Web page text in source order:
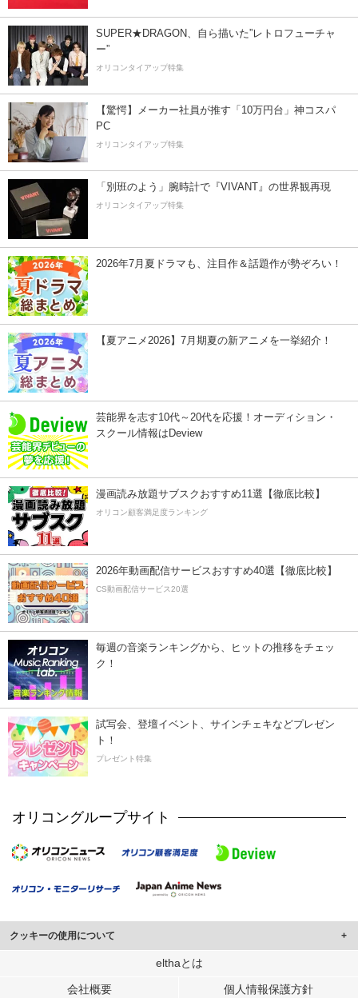
SUPER★DRAGON、自ら描いた”レトロフューチャ
ー”
オリコンタイアップ特集
【驚愕】メーカー社員が推す「10万円台」神コスパ
PC
オリコンタイアップ特集
「別班のよう」腕時計で『VIVANT』の世界観再現
オリコンタイアップ特集
2026年7月夏ドラマも、注目作＆話題作が勢ぞろい！
【夏アニメ2026】7月期夏の新アニメを一挙紹介！
芸能界を志す10代～20代を応援！オーディション・
スクール情報はDeview
漫画読み放題サブスクおすすめ11選【徹底比較】
オリコン顧客満足度ランキング
2026年動画配信サービスおすすめ40選【徹底比較】
CS動画配信サービス20選
毎週の音楽ランキングから、ヒットの推移をチェッ
ク！
試写会、登壇イベント、サインチェキなどプレゼン
ト！
プレゼント特集
オリコングループサイト
クッキーの使用について
このサイトでは Cookie を使用して、ユーザーに合わせたコンテンツや広告の
行っています。
elthaとは
会社概要 個人情報保護方針